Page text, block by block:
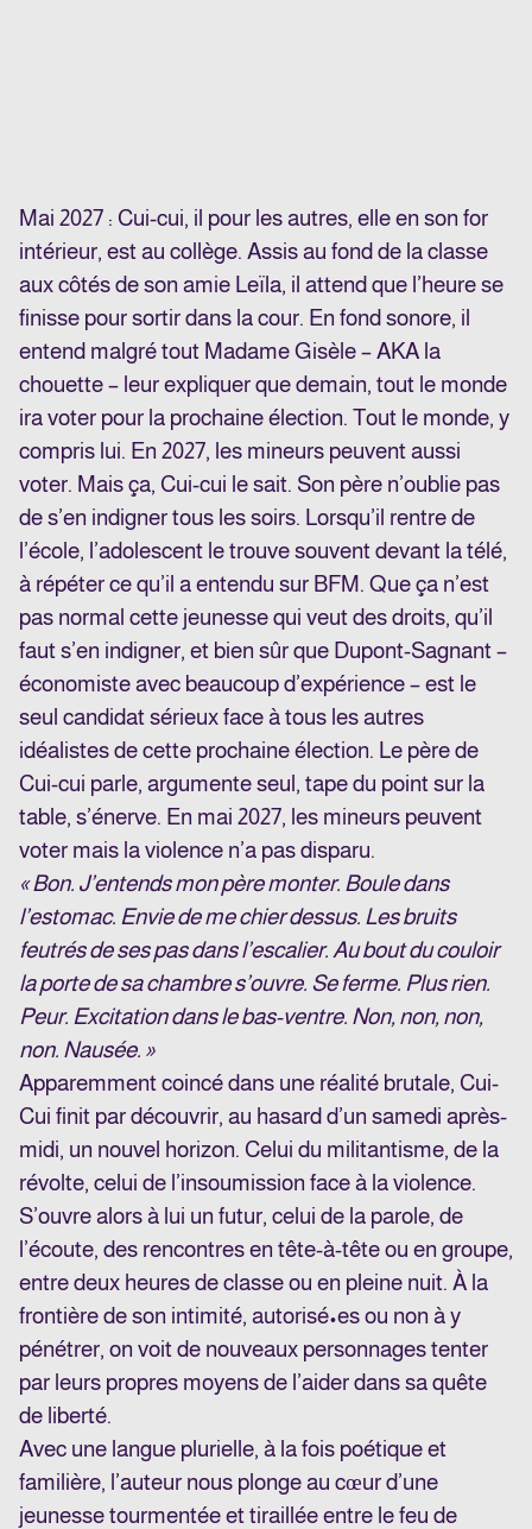
Mai 2027 : Cui-cui, il pour les autres, elle en son for
intérieur, est au collège. Assis au fond de la classe
aux côtés de son amie Leïla, il attend que l’heure se
finisse pour sortir dans la cour. En fond sonore, il
entend malgré tout Madame Gisèle – AKA la
chouette – leur expliquer que demain, tout le monde
ira voter pour la prochaine élection. Tout le monde, y
compris lui. En 2027, les mineurs peuvent aussi
voter. Mais ça, Cui-cui le sait. Son père n’oublie pas
de s’en indigner tous les soirs. Lorsqu’il rentre de
l’école, l’adolescent le trouve souvent devant la télé,
à répéter ce qu’il a entendu sur BFM. Que ça n’est
pas normal cette jeunesse qui veut des droits, qu’il
faut s’en indigner, et bien sûr que Dupont-Sagnant –
économiste avec beaucoup d’expérience – est le
seul candidat sérieux face à tous les autres
idéalistes de cette prochaine élection. Le père de
Cui-cui parle, argumente seul, tape du point sur la
table, s’énerve. En mai 2027, les mineurs peuvent
voter mais la violence n’a pas disparu.
« Bon. J’entends mon père monter. Boule dans
l’estomac. Envie de me chier dessus. Les bruits
feutrés de ses pas dans l’escalier. Au bout du couloir
la porte de sa chambre s’ouvre. Se ferme. Plus rien.
Peur. Excitation dans le bas-ventre. Non, non, non,
non. Nausée. »
Apparemment coincé dans une réalité brutale, Cui-
Cui finit par découvrir, au hasard d’un samedi après-
midi, un nouvel horizon. Celui du militantisme, de la
révolte, celui de l’insoumission face à la violence.
S’ouvre alors à lui un futur, celui de la parole, de
l’écoute, des rencontres en tête-à-tête ou en groupe,
entre deux heures de classe ou en pleine nuit. À la
frontière de son intimité, autorisé•es ou non à y
pénétrer, on voit de nouveaux personnages tenter
par leurs propres moyens de l’aider dans sa quête
de liberté.
Avec une langue plurielle, à la fois poétique et
familière, l’auteur nous plonge au cœur d’une
jeunesse tourmentée et tiraillée entre le feu de